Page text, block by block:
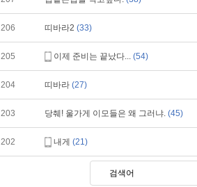
206 띠바라2 (33)
205 이제 준비는 끝났다... (54)
204 띠바라 (27)
203 당췌! 울가게 이모들은 왜 그러냐. (45)
202 내게 (21)